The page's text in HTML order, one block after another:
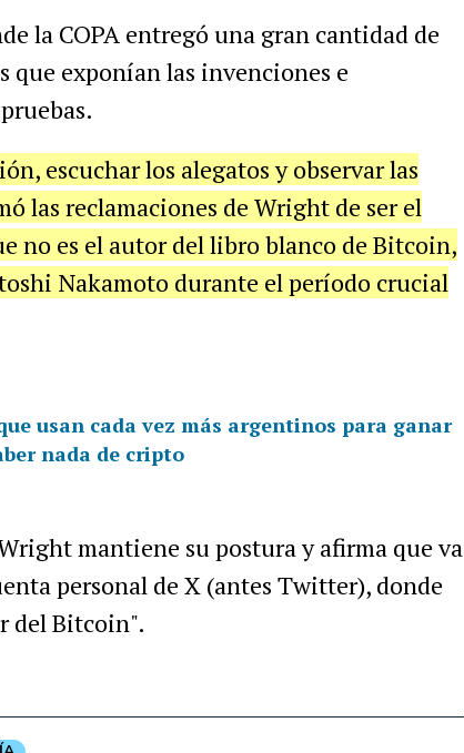
la COPA entregó una gran cantidad de
que exponían las invenciones e
escuchar los alegatos y observar las
las reclamaciones de Wright de ser el
no es el autor del libro blanco de Bitcoin,
Nakamoto durante el período crucial
usan cada vez más argentinos para ganar
nada de cripto
mantiene su postura y afirma que va
personal de X (antes Twitter), donde
del Bitcoin".